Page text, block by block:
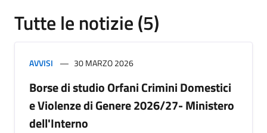
Tutte le notizie (5)
AVVISI 30 MARZO 2026
Borse di studio Orfani Crimini Domestici
e Violenze di Genere 2026/27- Ministero
dell'Interno